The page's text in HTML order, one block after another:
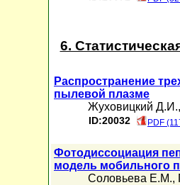
6.
Распространение
пылевой плазме
Жуховицкий Д.И.
ID:20032 PDF
Фотодиссоциация
модель мобильного
Соловьева Е.М.,